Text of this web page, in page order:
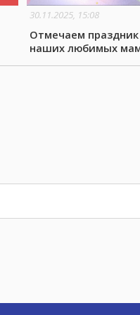
30.11.2025, 15:08
Отмечаем праздник
наших любимых